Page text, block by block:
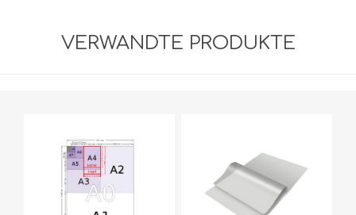
VERWANDTE PRODUKTE